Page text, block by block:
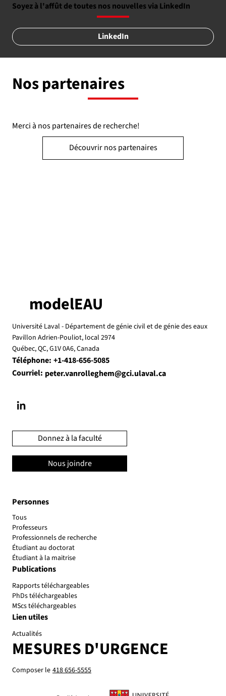
Nos partenaires
Merci à nos partenaires de recherche!
Découvrir nos partenaires
Soyez à l'affût de toutes nos nouvelles via LinkedIn
LinkedIn
Personnes
Tous
Professeurs
Professionnels de recherche
Étudiant au doctorat
Étudiant à la maitrise
Publications
Rapports téléchargeables
PhDs téléchargeables
MScs téléchargeables
Lien utiles
Actualités
MESURES D'URGENCE
Composer le 418 656-5555
modelEAU
Téléphone: +1-418-656-5085
Courriel: peter.vanrolleghem@gci.ulaval.ca
Université Laval - Département de génie civil et de génie des eaux
Pavillon Adrien-Pouliot, local 2974
Québec, QC, G1V 0A6, Canada
Donnez à la faculté
Nous joindre